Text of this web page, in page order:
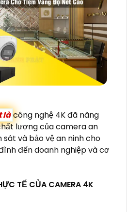
làcông nghệ 4K đã nâng
lượng của camera an
và bảo vệ an ninh cho
đến doanh nghiệp và cơ
TẾ CỦA CAMERA 4K